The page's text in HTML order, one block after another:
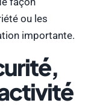
ou les
importante.